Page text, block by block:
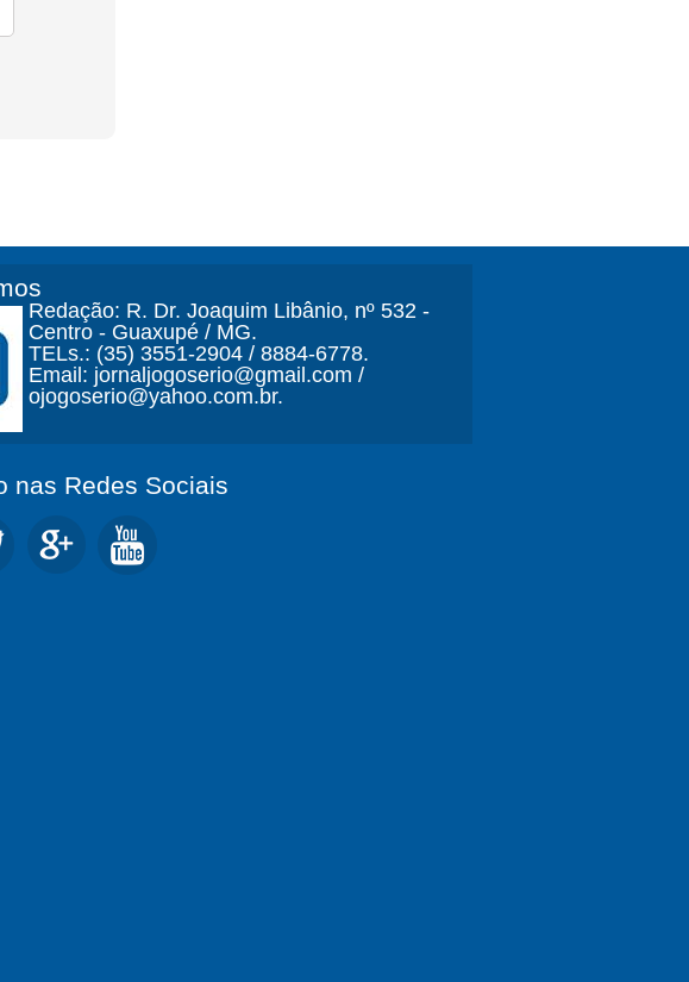
Redação: R. Dr. Joaquim Libânio, nº 532 -
Centro - Guaxupé / MG.
TELs.: (35) 3551-2904 / 8884-6778.
Email: jornaljogoserio@gmail.com /
ojogoserio@yahoo.com.br.
nas Redes Sociais